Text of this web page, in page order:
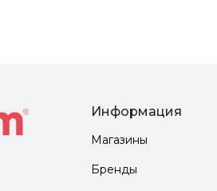
Информация
Магазины
Бренды